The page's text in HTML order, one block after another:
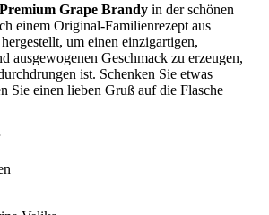
Grape Brandy in der schönen
einem Original-Familienrezept aus
um einen einzigartigen,
ausgewogenen Geschmack zu erzeugen,
ist. Schenken Sie etwas
Sie einen lieben Gruß auf die Flasche